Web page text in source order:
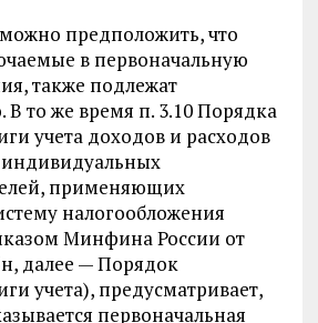
предположить, что
в первоначальную
также подлежат
то же время п. 3.10 Порядка
учета доходов и расходов
применяющих
налогообложения
Минфина России от
далее — Порядок
учета), предусматривает,
первоначальная